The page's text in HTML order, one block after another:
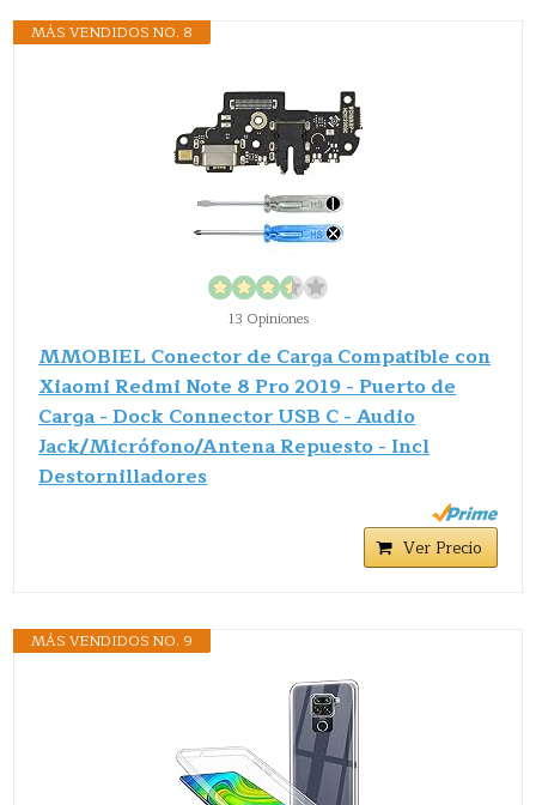
MÁS VENDIDOS NO. 8
13 Opiniones
MMOBIEL Conector de Carga Compatible con
Xiaomi Redmi Note 8 Pro 2019 - Puerto de
Carga - Dock Connector USB C - Audio
Jack/Micrófono/Antena Repuesto - Incl
Destornilladores
Ver Precio
MÁS VENDIDOS NO. 9